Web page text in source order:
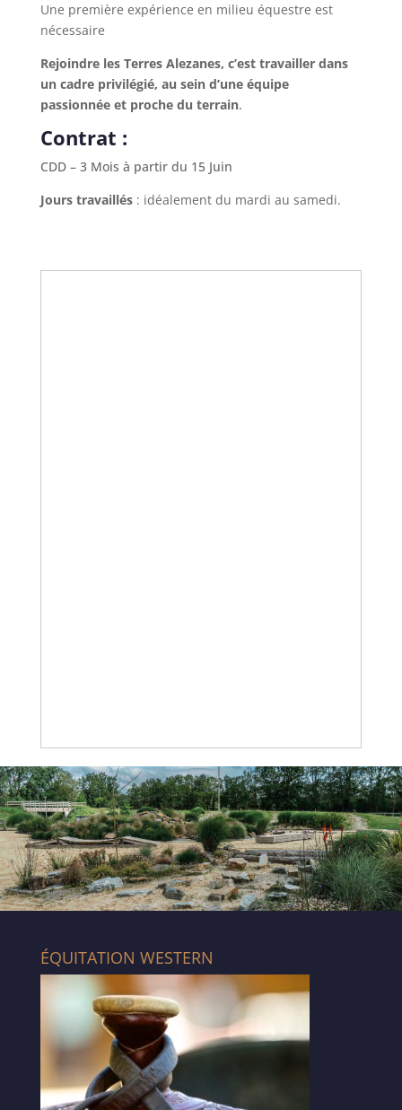
Une première expérience en milieu équestre est
nécessaire
Rejoindre les Terres Alezanes, c’est travailler dans
un cadre privilégié, au sein d’une équipe
passionnée et proche du terrain.
Contrat :
CDD – 3 Mois à partir du 15 Juin
Jours travaillés: idéalement du mardi au samedi.
ÉQUITATION WESTERN